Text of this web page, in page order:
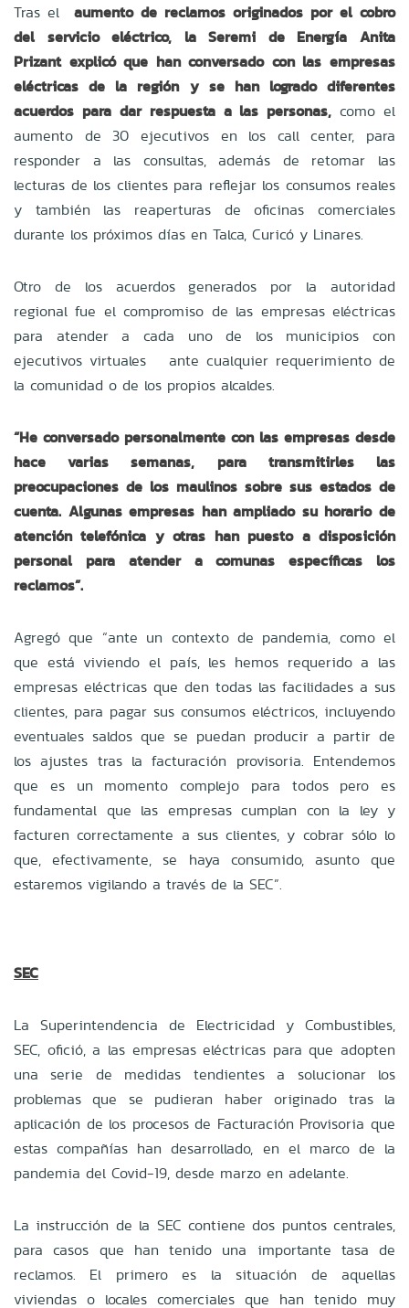
Tras el aumento de reclamos originados por el cobro
del servicio eléctrico, la Seremi de Energía Anita
Prizant explicó que han conversado con las empresas
eléctricas de la región y se han logrado diferentes
acuerdos para dar respuesta a las personas, como el
aumento de 30 ejecutivos en los call center, para
responder a las consultas, además de retomar las
lecturas de los clientes para reflejar los consumos reales
y también las reaperturas de oficinas comerciales
durante los próximos días en Talca, Curicó y Linares.
Otro de los acuerdos generados por la autoridad
regional fue el compromiso de las empresas eléctricas
para atender a cada uno de los municipios con
ejecutivos virtuales ante cualquier requerimiento de
la comunidad o de los propios alcaldes.
“He conversado personalmente con las empresas desde
hace varias semanas, para transmitirles las
preocupaciones de los maulinos sobre sus estados de
cuenta. Algunas empresas han ampliado su horario de
atención telefónica y otras han puesto a disposición
personal para atender a comunas específicas los
reclamos”.
Agregó que “ante un contexto de pandemia, como el
que está viviendo el país, les hemos requerido a las
empresas eléctricas que den todas las facilidades a sus
clientes, para pagar sus consumos eléctricos, incluyendo
eventuales saldos que se puedan producir a partir de
los ajustes tras la facturación provisoria. Entendemos
que es un momento complejo para todos pero es
fundamental que las empresas cumplan con la ley y
facturen correctamente a sus clientes, y cobrar sólo lo
que, efectivamente, se haya consumido, asunto que
estaremos vigilando a través de la SEC”.
SEC
La Superintendencia de Electricidad y Combustibles,
SEC, ofició, a las empresas eléctricas para que adopten
una serie de medidas tendientes a solucionar los
problemas que se pudieran haber originado tras la
aplicación de los procesos de Facturación Provisoria que
estas compañías han desarrollado, en el marco de la
pandemia del Covid-19, desde marzo en adelante.
La instrucción de la SEC contiene dos puntos centrales,
para casos que han tenido una importante tasa de
reclamos. El primero es la situación de aquellas
viviendas o locales comerciales que han tenido muy